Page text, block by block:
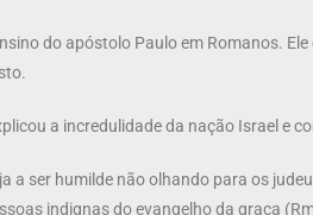
do apóstolo Paulo em Romanos.
a incredulidade da nação Israel e
a ser humilde não olhando para os
indignas do evangelho da graça